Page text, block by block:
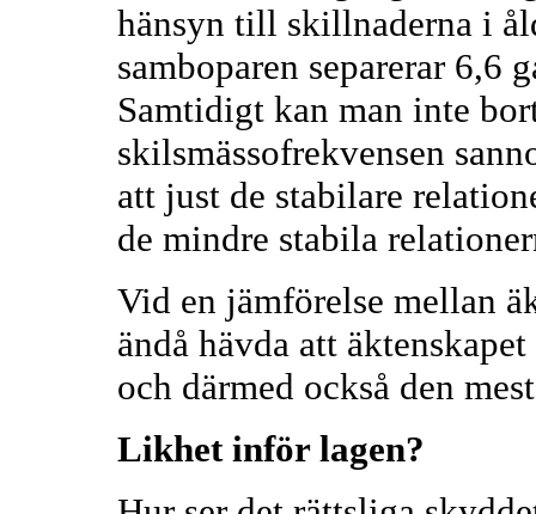
hänsyn till skillnaderna i
samboparen separerar 6,6
Samtidigt kan man inte
skilsmässofrekvensen
att just de stabilare
de mindre stabila
Vid en jämförelse mellan
ändå hävda att
och därmed också den
Likhet inför lagen?